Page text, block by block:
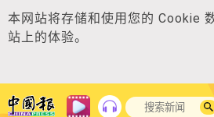
本网站将存储和使用您的 Cookie
站上的体验。